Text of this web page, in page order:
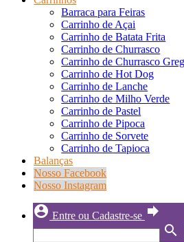
Barraca para Feiras
Carrinho de Açai
Carrinho de Batata Frita
Carrinho de Churrasco
Carrinho de Churrasco
Carrinho de Hot Dog
Carrinho de Lanche
Carrinho de Milho Verde
Carrinho de Pastel
Carrinho de Pipoca
Carrinho de Sorvete
Carrinho de Tapioca
Balanças
Nosso Facebook
Nosso Instagram
account_circle Entre ou Cadastre-se forward
search